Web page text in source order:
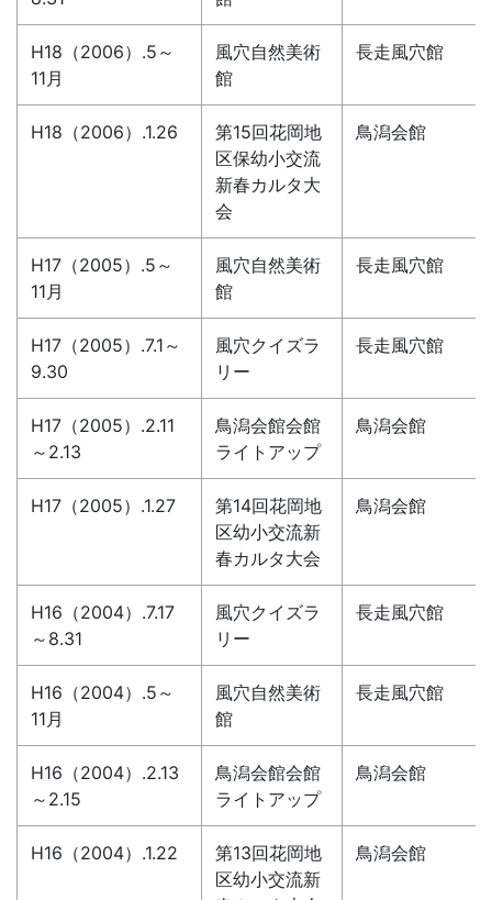
H18（2006）.5～
11月
風穴自然美術
館
長走風穴館
H18（2006）.1.26
第15回花岡地
区保幼小交流
新春カルタ大
会
鳥潟会館
H17（2005）.5～
11月
風穴自然美術
館
長走風穴館
H17（2005）.7.1～
9.30
風穴クイズラ
リー
長走風穴館
H17（2005）.2.11
～2.13
鳥潟会館会館
ライトアップ
鳥潟会館
H17（2005）.1.27
第14回花岡地
区幼小交流新
春カルタ大会
鳥潟会館
H16（2004）.7.17
～8.31
風穴クイズラ
リー
長走風穴館
H16（2004）.5～
11月
風穴自然美術
館
長走風穴館
H16（2004）.2.13
～2.15
鳥潟会館会館
ライトアップ
鳥潟会館
H16（2004）.1.22
第13回花岡地
区幼小交流新
鳥潟会館